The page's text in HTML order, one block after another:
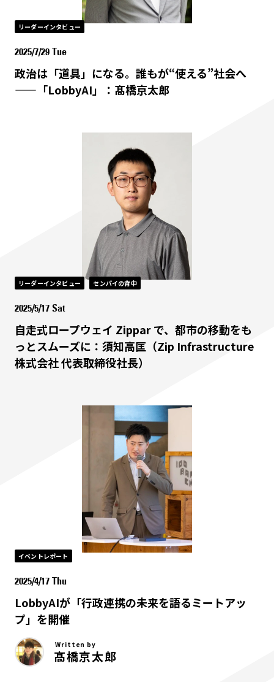
リーダーインタビュー
2025/7/29 Tue
政治は「道具」になる。誰もが“使える”社会へ
——「LobbyAI」：髙橋京太郎
リーダーインタビュー センパイの背中
2025/5/17 Sat
自走式ロープウェイ Zippar で、都市の移動をも
っとスムーズに：須知高匡（Zip Infrastructure
株式会社 代表取締役社長）
イベントレポート
2025/4/17 Thu
LobbyAIが「行政連携の未来を語るミートアッ
プ」を開催
Written by
髙橋京太郎